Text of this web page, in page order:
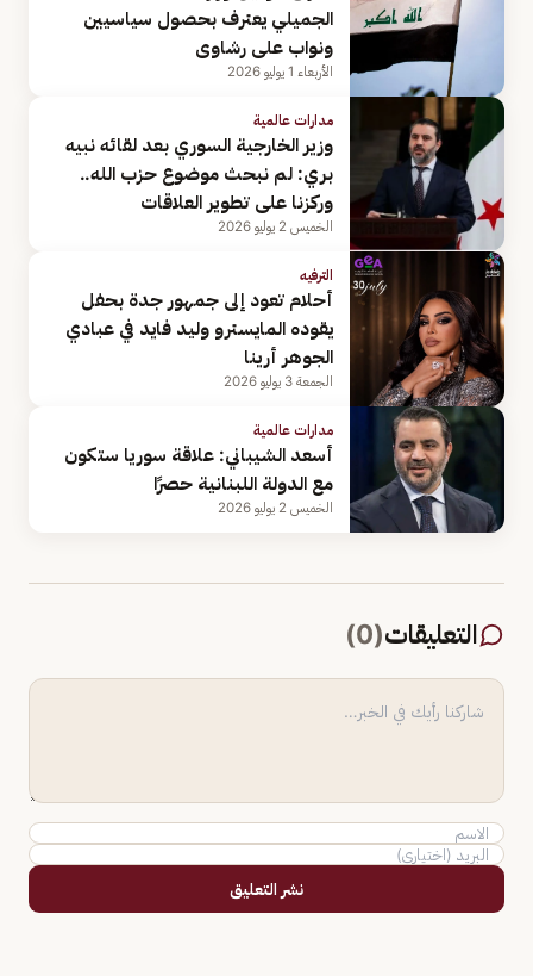
الجميلي يعترف بحصول سياسيين
ونواب على رشاوى
الأربعاء 1 يوليو 2026
مدارات عالمية
وزير الخارجية السوري بعد لقائه نبيه
بري: لم نبحث موضوع حزب الله..
وركزنا على تطوير العلاقات
الخميس 2 يوليو 2026
الترفيه
أحلام تعود إلى جمهور جدة بحفل
يقوده المايسترو وليد فايد في عبادي
الجوهر أرينا
الجمعة 3 يوليو 2026
مدارات عالمية
أسعد الشيباني: علاقة سوريا ستكون
مع الدولة اللبنانية حصرًا
الخميس 2 يوليو 2026
التعليقات(
0
)
نشر التعليق